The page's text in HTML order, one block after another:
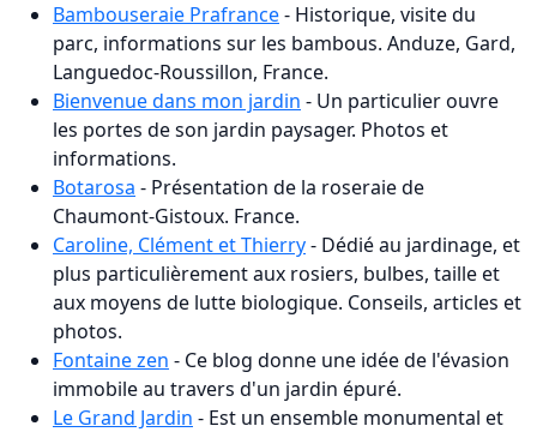
Bambouseraie Prafrance- Historique, visite du
parc, informations sur les bambous. Anduze, Gard,
Languedoc-Roussillon, France.
Bienvenue dans mon jardin - Un particulier ouvre
les portes de son jardin paysager. Photos et
informations.
Botarosa - Présentation de la roseraie de
Chaumont-Gistoux. France.
Caroline, Clément et Thierry- Dédié au jardinage, et
plus particulièrement aux rosiers, bulbes, taille et
aux moyens de lutte biologique. Conseils, articles et
photos.
Fontaine zen - Ce blog donne une idée de l'évasion
immobile au travers d'un jardin épuré.
Le Grand Jardin - Est un ensemble monumental et